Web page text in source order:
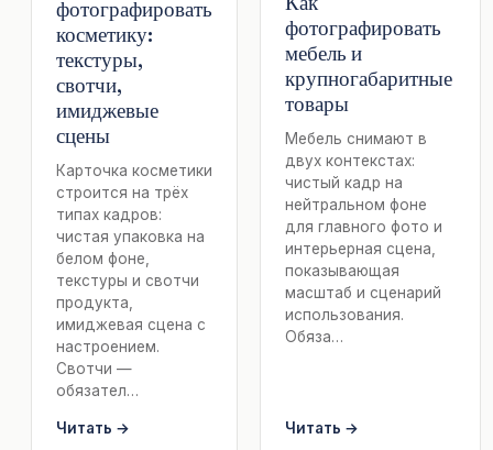
фотографировать
косметику:
текстуры,
свотчи,
имиджевые
сцены
Карточка косметики
строится на трёх
типах кадров:
чистая упаковка на
белом фоне,
текстуры и свотчи
продукта,
имиджевая сцена с
настроением.
Свотчи —
обязател…
Читать →
фотографировать
мебель и
крупногабаритные
товары
Мебель снимают в
двух контекстах:
чистый кадр на
нейтральном фоне
для главного фото и
интерьерная сцена,
показывающая
масштаб и сценарий
использования.
Обяза…
Читать →